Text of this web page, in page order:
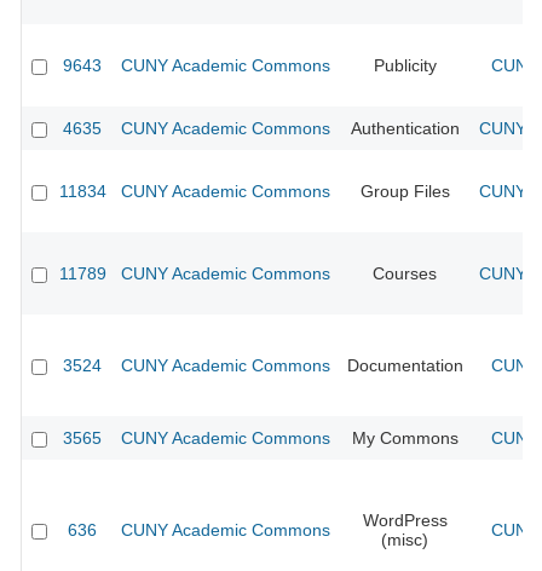
9643 CUNY Academic Commons Publicity
4635 CUNY Academic Commons Authentication CUNY
11834 CUNY Academic Commons Group Files CUNY
11789 CUNY Academic Commons Courses CUNY
3524 CUNY Academic Commons Documentation
3565 CUNY Academic Commons My Commons
636 CUNY Academic Commons
WordPress
(misc)